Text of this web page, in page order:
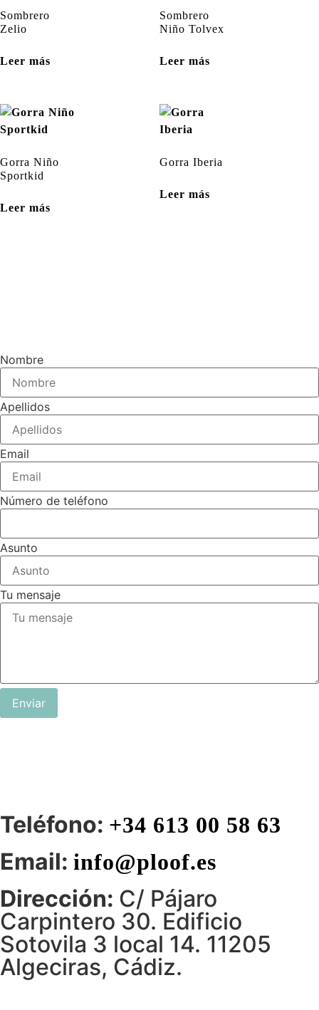
Sombrero
Zelio
Leer más
Sombrero
Niño Tolvex
Leer más
Gorra Niño
Sportkid
Leer más
Gorra Iberia
Leer más
Nombre
Apellidos
Email
Número de teléfono
Asunto
Tu mensaje
Enviar
Teléfono: +34 613 00 58 63
Email: info@ploof.es
Dirección: C/ Pájaro
Carpintero 30. Edificio
Sotovila 3 local 14. 11205
Algeciras, Cádiz.